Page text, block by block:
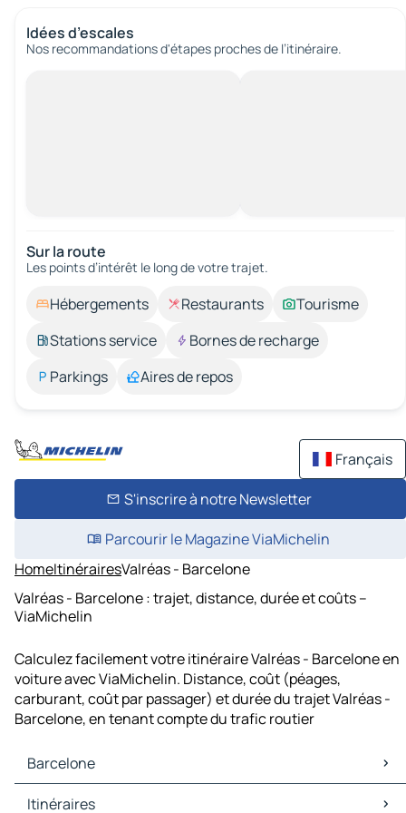
Idées d’escales
Nos recommandations d'étapes proches de l’itinéraire.
Sur la route
Les points d’intérêt le long de votre trajet.
Hébergements Restaurants
Tourisme
Stations service
Bornes de recharge
Parkings
Aires de repos
Français
S'inscrire à notre Newsletter
Parcourir le Magazine ViaMichelin
HomeItinérairesValréas - Barcelone
Valréas - Barcelone : trajet, distance, durée et coûts –
ViaMichelin
Calculez facilement votre itinéraire Valréas - Barcelone en
voiture avec ViaMichelin. Distance, coût (péages,
carburant, coût par passager) et durée du trajet Valréas -
Barcelone, en tenant compte du trafic routier
Barcelone
Barcelone Cartes et plans
Itinéraires